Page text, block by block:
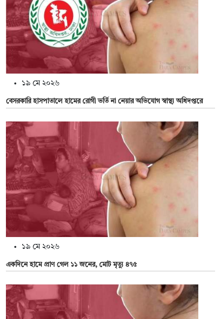
১৯ মে ২০২৬
বেসরকারি হাসপাতালে হামের রোগী ভর্তি না নেয়ার অভিযোগ স্বাস্থ্য অধিদপ্তরে
১৯ মে ২০২৬
একদিনে হামে প্রাণ গেল ১১ জনের, মোট মৃত্যু ৪৭৫